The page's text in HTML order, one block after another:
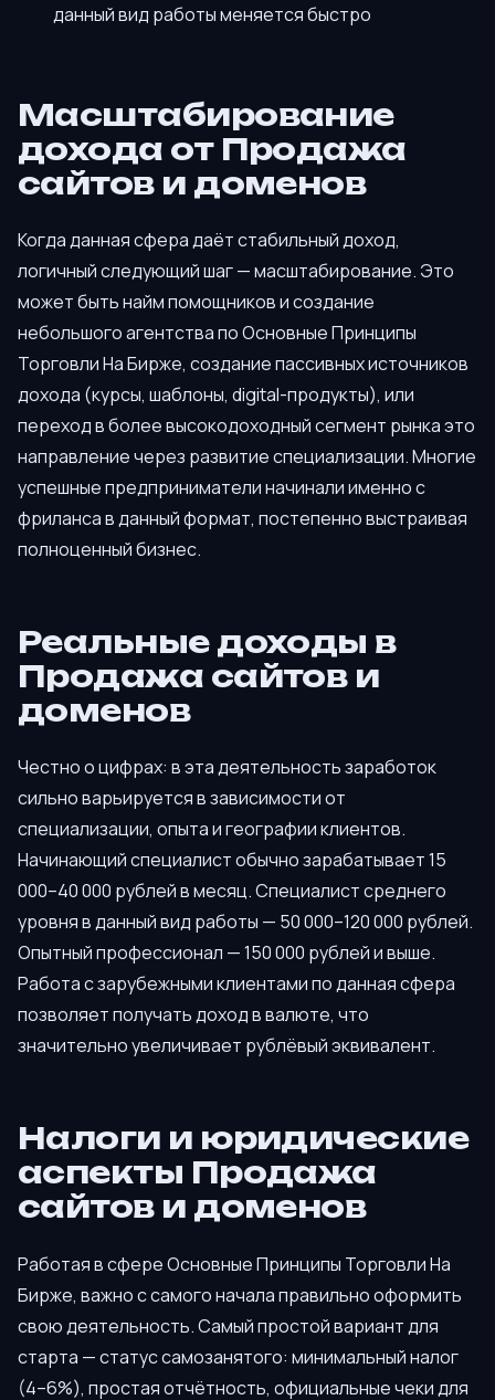
данный вид работы меняется быстро
Масштабирование
дохода от Продажа
сайтов и доменов
Когда данная сфера даёт стабильный доход,
логичный следующий шаг — масштабирование. Это
может быть найм помощников и создание
небольшого агентства по Основные Принципы
Торговли На Бирже, создание пассивных источников
дохода (курсы, шаблоны, digital-продукты), или
переход в более высокодоходный сегмент рынка это
направление через развитие специализации. Многие
успешные предприниматели начинали именно с
фриланса в данный формат, постепенно выстраивая
полноценный бизнес.
Реальные доходы в
Продажа сайтов и
доменов
Честно о цифрах: в эта деятельность заработок
сильно варьируется в зависимости от
специализации, опыта и географии клиентов.
Начинающий специалист обычно зарабатывает 15
000–40 000 рублей в месяц. Специалист среднего
уровня в данный вид работы — 50 000–120 000 рублей.
Опытный профессионал — 150 000 рублей и выше.
Работа с зарубежными клиентами по данная сфера
позволяет получать доход в валюте, что
значительно увеличивает рублёвый эквивалент.
Налоги и юридические
аспекты Продажа
сайтов и доменов
Работая в сфере Основные Принципы Торговли На
Бирже, важно с самого начала правильно оформить
свою деятельность. Самый простой вариант для
старта — статус самозанятого: минимальный налог
(4–6%), простая отчётность, официальные чеки для